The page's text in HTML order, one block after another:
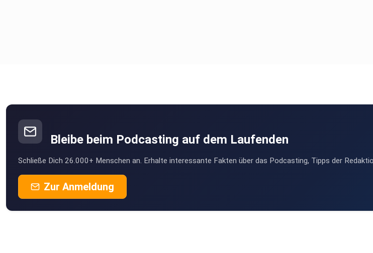
Bleibe beim Podcasting auf dem Laufenden
Schließe Dich 26.000+ Menschen an. Erhalte interessante Fakten über das Podcasting, Tipps der
Zur Anmeldung